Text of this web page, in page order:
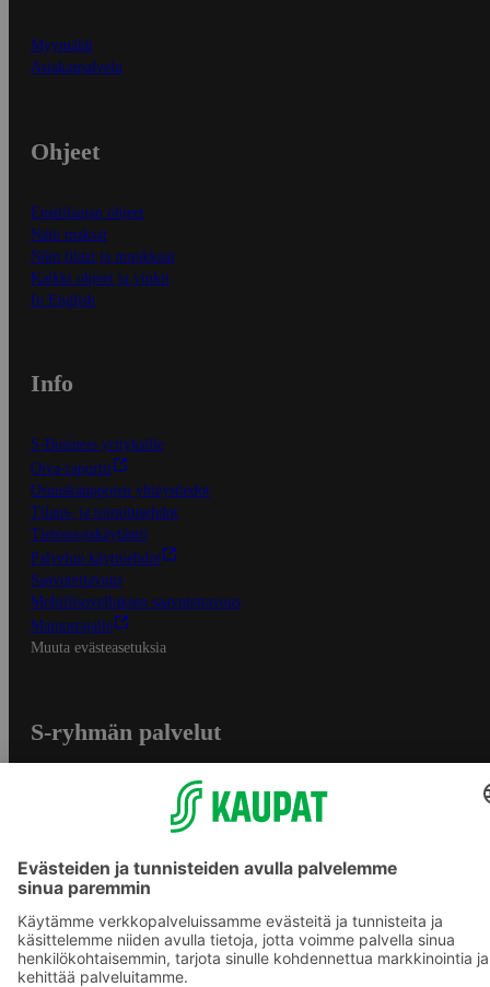
Myymälät
Asiakaspalvelu
Ohjeet
Ensitilaajan ohjeet
Näin maksat
Näin tilaat ja muokkaat
Kaikki ohjeet ja vinkit
In English
Info
S-Business yrityksille
Oiva-raportit
Osuuskauppojen yhteystiedot
Tilaus- ja toimitusehdot
Tietosuojakäytäntö
Palvelun käyttöehdot
Saavutettavuus
Mobiilisovelluksen saavutettavuus
Mainostajalle
Muuta evästeasetuksia
S-ryhmän palvelut
S-ostoslista -sovellus
Prisma.fi
Sokos.fi
S-Pankki
Yhteishyvä